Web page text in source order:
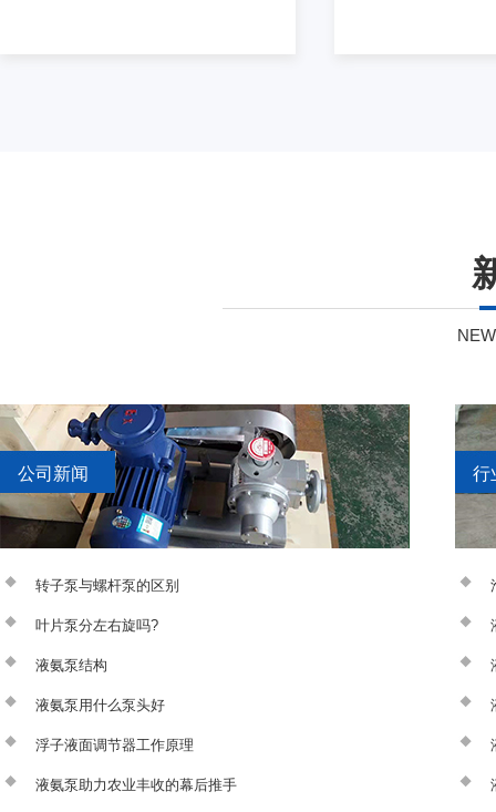
公司新闻
转子泵与螺杆泵的区别
叶片泵分左右旋吗?
液氨泵结构
液氨泵用什么泵头好
浮子液面调节器工作原理
液氨泵助力农业丰收的幕后推手
行